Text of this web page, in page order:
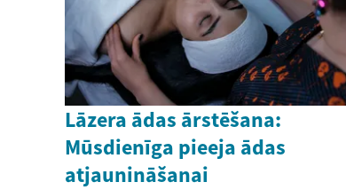
Lāzera ādas ārstēšana:
Mūsdienīga pieeja ādas
atjaunināšanai